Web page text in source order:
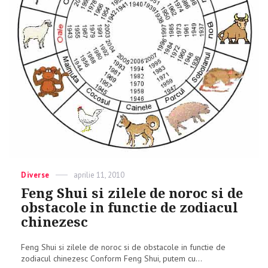
Categories
Diverse
Posted
aprilie 11, 2010
Feng Shui si zilele de noroc si de
obstacole in functie de zodiacul
chinezesc
Feng Shui si zilele de noroc si de obstacole in functie de
zodiacul chinezesc Conform Feng Shui, putem cu...